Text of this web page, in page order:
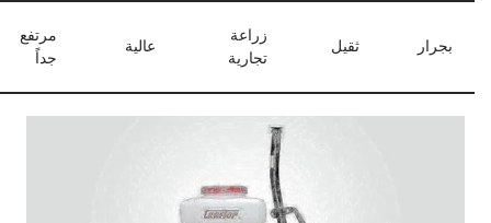
بجرار ثقيل
زراعة
تجارية
عالية
مرتفع
جداً